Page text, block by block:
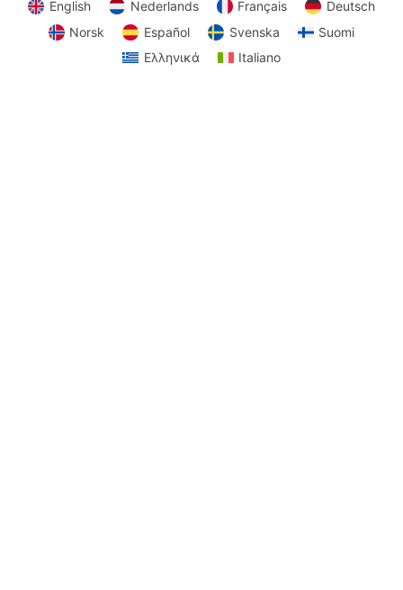
English Nederlands Français
Deutsch
Norsk
Español Svenska
Suomi
Ελληνικά
Italiano